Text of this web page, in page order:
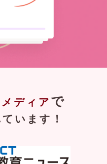
メディア で
います！